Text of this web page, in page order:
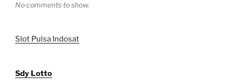
No comments to show.
Slot Pulsa Indosat
Sdy Lotto